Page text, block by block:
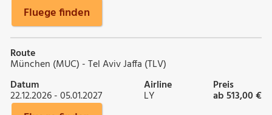
Fluege finden
Route
München (MUC) - Tel Aviv Jaffa (TLV)
Datum
22.12.2026 - 05.01.2027
Airline
LY
Preis
ab 513,00 €